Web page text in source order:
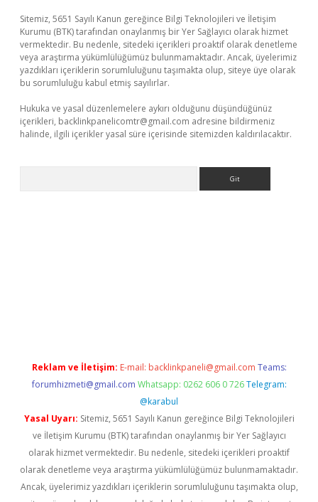
Sitemiz, 5651 Sayılı Kanun gereğince Bilgi Teknolojileri ve İletişim
Kurumu (BTK) tarafından onaylanmış bir Yer Sağlayıcı olarak hizmet
vermektedir. Bu nedenle, sitedeki içerikleri proaktif olarak denetleme
veya araştırma yükümlülüğümüz bulunmamaktadır. Ancak, üyelerimiz
yazdıkları içeriklerin sorumluluğunu taşımakta olup, siteye üye olarak
bu sorumluluğu kabul etmiş sayılırlar.
Hukuka ve yasal düzenlemelere aykırı olduğunu düşündüğünüz
içerikleri, backlinkpanelicomtr@gmail.com adresine bildirmeniz
halinde, ilgili içerikler yasal süre içerisinde sitemizden kaldırılacaktır.
Reklam ve İletişim: E-mail: backlinkpaneli@gmail.com Teams:
forumhizmeti@gmail.com Whatsapp: 0262 606 0 726 Telegram:
@karabul
Yasal Uyarı: Sitemiz, 5651 Sayılı Kanun gereğince Bilgi Teknolojileri
ve İletişim Kurumu (BTK) tarafından onaylanmış bir Yer Sağlayıcı
olarak hizmet vermektedir. Bu nedenle, sitedeki içerikleri proaktif
olarak denetleme veya araştırma yükümlülüğümüz bulunmamaktadır.
Ancak, üyelerimiz yazdıkları içeriklerin sorumluluğunu taşımakta olup,